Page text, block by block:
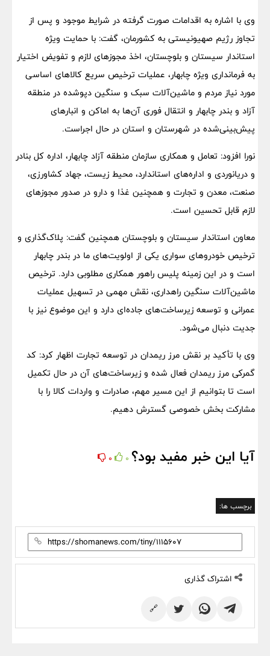
وی با اشاره به اقدامات صورت گرفته در شرایط موجود و پس از
تجاوز رژیم صهیونیستی به کشورمان، گفت: با حمایت ویژه
استاندار سیستان و بلوچستان، اخذ مجوزهای لازم و تفویض اختیار
به فرمانداری ویژه چابهار، عملیات ترخیص سریع کالاهای اساسی
مورد نیاز مردم و ماشین‌آلات سبک و سنگین دپوشده در منطقه
آزاد و بندر چابهار و انتقال فوری آن‌ها به اماکن و انبارهای
پیش‌بینی‌شده در شهرستان و استان در حال اجراست.
نورا افزود: تعامل و همکاری سازمان منطقه آزاد چابهار، اداره کل بنادر
و دریانوردی و اداره‌های استاندارد، محیط زیست، جهاد کشاورزی،
صنعت، معدن و تجارت و همچنین غذا و دارو در صدور مجوزهای
لازم قابل تحسین است.
معاون استاندار سیستان و بلوچستان همچنین گفت: پلاک‌گذاری و
ترخیص خودروهای سواری یکی از اولویت‌های ما در بندر چابهار
است و در این زمینه پلیس راهور همکاری مطلوبی دارد. ترخیص
ماشین‌آلات سنگین راهداری، نقش مهمی در تسهیل عملیات
عمرانی و توسعه زیرساخت‌های جاده‌ای دارد و این موضوع نیز با
جدیت دنبال می‌شود.
وی با تأکید بر نقش مرز ریمدان در توسعه تجارت اظهار کرد: کد
گمرکی مرز ریمدان فعال شده و زیرساخت‌های آن در حال تکمیل
است تا بتوانیم از این مسیر مهم، صادرات و واردات کالا را با
مشارکت بخش خصوصی گسترش دهیم.
آیا این خبر مفید بود؟ 0
0
برچسب ها:
اشتراک گذاری
🔗